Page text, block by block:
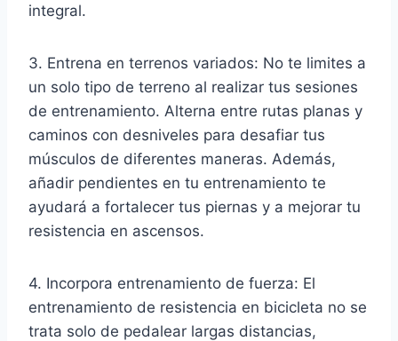
integral.
3. Entrena en terrenos variados: No te limites a
un solo tipo de terreno al realizar tus sesiones
de entrenamiento. Alterna entre rutas planas y
caminos con desniveles para desafiar tus
músculos de diferentes maneras. Además,
añadir pendientes en tu entrenamiento te
ayudará a fortalecer tus piernas y a mejorar tu
resistencia en ascensos.
4. Incorpora entrenamiento de fuerza: El
entrenamiento de resistencia en bicicleta no se
trata solo de pedalear largas distancias,